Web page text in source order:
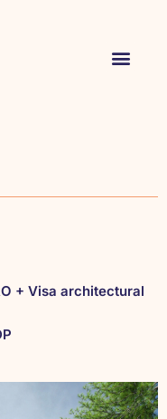
+ Visa architectural